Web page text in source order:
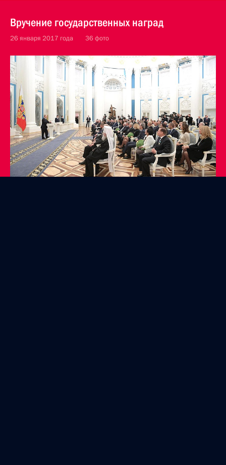
Вручение государственных наград
26 января 2017 года 36 фото